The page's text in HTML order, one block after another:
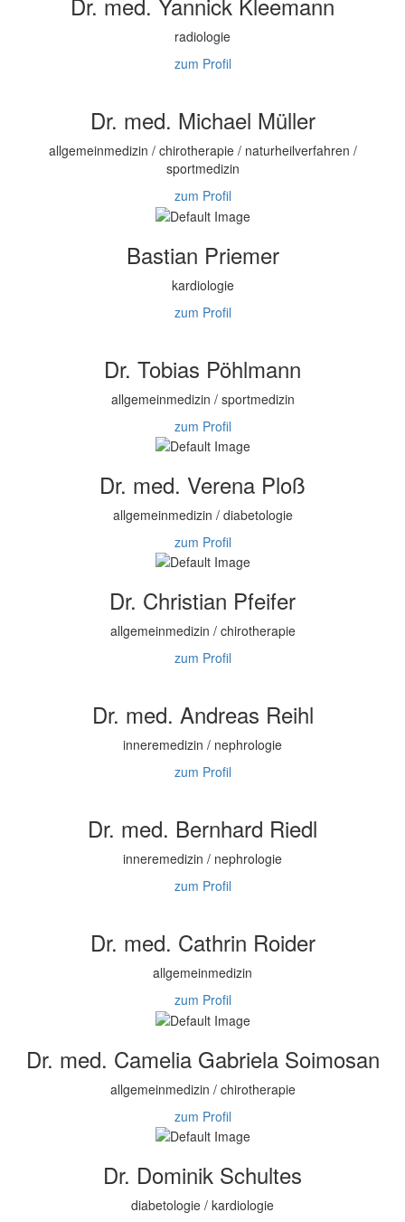
radiologie
zum Profil
Dr. med. Michael Müller
allgemeinmedizin / chirotherapie / naturheilverfahren /
sportmedizin
zum Profil
Bastian Priemer
kardiologie
zum Profil
Dr. Tobias Pöhlmann
allgemeinmedizin / sportmedizin
zum Profil
Dr. med. Verena Ploß
allgemeinmedizin / diabetologie
zum Profil
Dr. Christian Pfeifer
allgemeinmedizin / chirotherapie
zum Profil
Dr. med. Andreas Reihl
inneremedizin / nephrologie
zum Profil
Dr. med. Bernhard Riedl
inneremedizin / nephrologie
zum Profil
Dr. med. Cathrin Roider
allgemeinmedizin
zum Profil
Dr. med. Camelia Gabriela Soimosan
allgemeinmedizin / chirotherapie
zum Profil
Dr. Dominik Schultes
diabetologie / kardiologie